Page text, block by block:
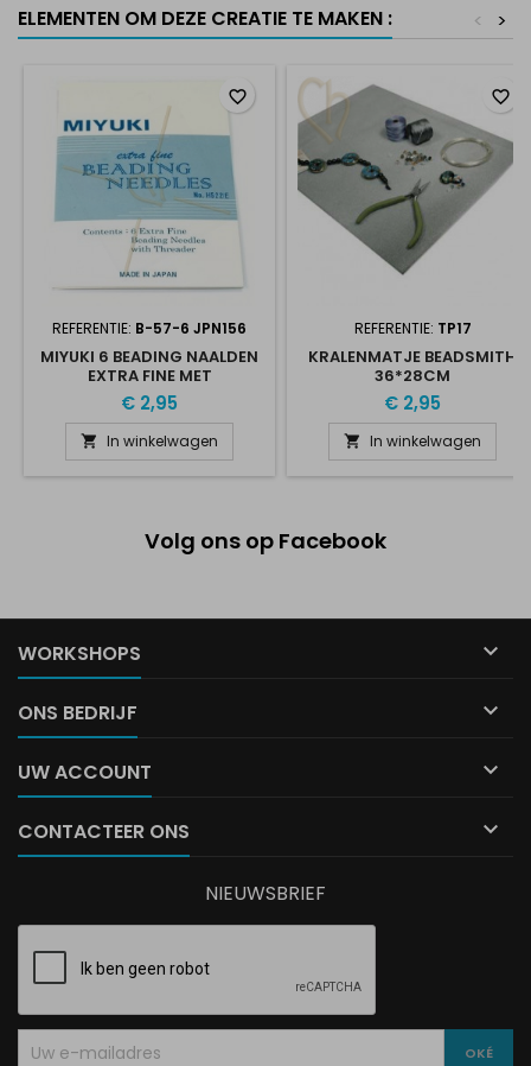
ELEMENTEN OM DEZE CREATIE TE MAKEN : >
<
REFERENTIE: B-57-6 JPN156
MIYUKI 6 BEADING NAALDEN
EXTRA FINE MET
DRAADSTEKER
€ 2,95
 In winkelwagen
favorite_border
REFERENTIE: TP17
KRALENMATJE BEADSMITH
36*28CM
€ 2,95
 In winkelwagen
favorite_border
Volg ons op Facebook
WORKSHOPS 
ONS BEDRIJF 
UW ACCOUNT 
CONTACTEER ONS 
NIEUWSBRIEF